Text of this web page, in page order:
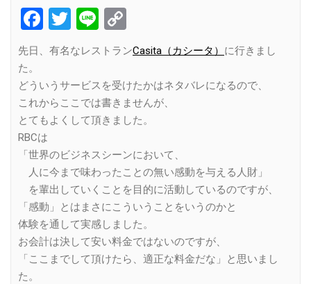
Facebook
Twitter
Line
Link
先日、有名なレストランCasita（カシータ） に行きまし
た。
どういうサービスを受けたかはネタバレになるので、
これからここでは書きませんが、
とてもよくして頂きました。
RBCは
「世界のビジネスシーンにおいて、
人に今まで味わったことの無い感動を与える人財」
を輩出していくことを目的に活動しているのですが、
「感動」とはまさにこういうことをいうのかと
体験を通して実感しました。
お会計は決して安い料金ではないのですが、
「ここまでして頂けたら、適正な料金だな」と思いまし
た。